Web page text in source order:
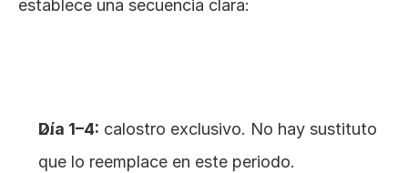
establece una secuencia clara:
Día 1–4: calostro exclusivo. No hay sustituto
que lo reemplace en este periodo.